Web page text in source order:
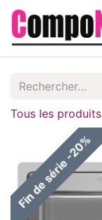
Tous les produits
Fin de série -20%